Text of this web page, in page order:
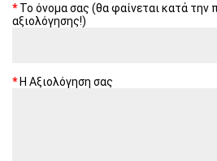
Το όνομα σας (θα φαίνεται κατά την
αξιολόγησης!)
Η Αξιολόγηση σας